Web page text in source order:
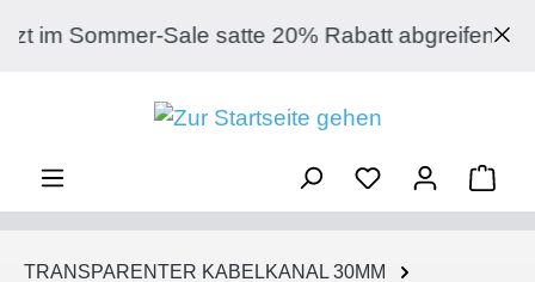
Zum Hauptinhalt springen
im Sommer-Sale satte 20% Rabatt abgreifen
TRANSPARENTER KABELKANAL 30MM